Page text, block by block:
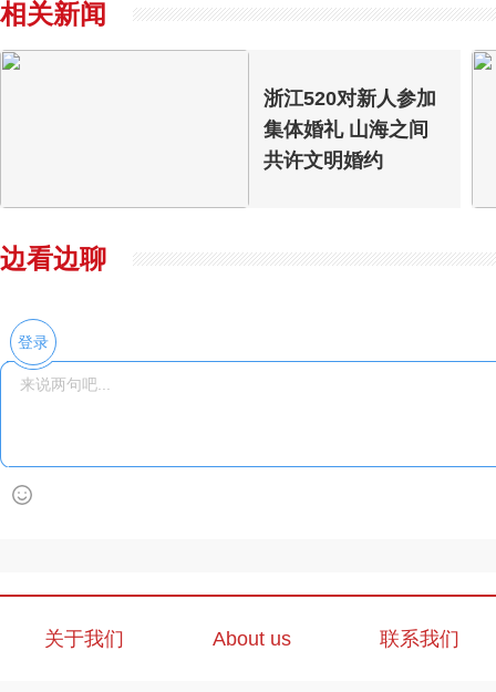
相关新闻
浙江520对新人参加
集体婚礼 山海之间
共许文明婚约
边看边聊
登录
关于我们 About us 联系我们